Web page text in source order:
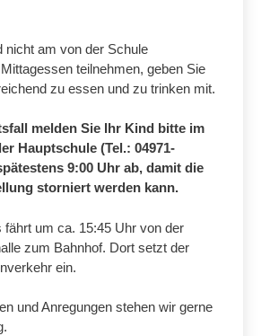
nicht am von der Schule
teilnehmen, geben Sie
zu essen und zu trinken mit.
melden Sie Ihr Kind bitte im
Hauptschule (Tel.: 04971-
9:00 Uhr ab, damit die
storniert werden kann.
fährt um ca. 15:45 Uhr von der
zum Bahnhof. Dort setzt der
ein.
und Anregungen stehen wir gerne